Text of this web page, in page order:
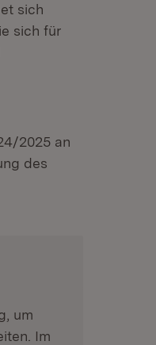
sich
sich für
2025 an
des
um
Im